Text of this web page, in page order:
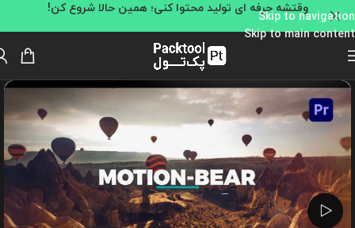
Skip to navigation
Skip to main content
وقتشه حرفه ای تولید محتوا کنی؛ همین حالا شروع کن!
تماشای ویدئو